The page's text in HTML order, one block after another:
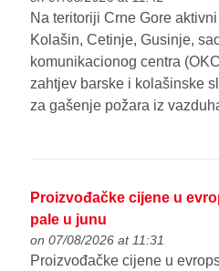
Na teritoriji Crne Gore
Kolašin, Cetinje, Gusinje,
komunikacionog centra
zahtjev barske i kolašinske
za gašenje požara iz
Proizvođačke cijene u
pale u junu
on 07/08/2026 at 11:31
Proizvođačke cijene u